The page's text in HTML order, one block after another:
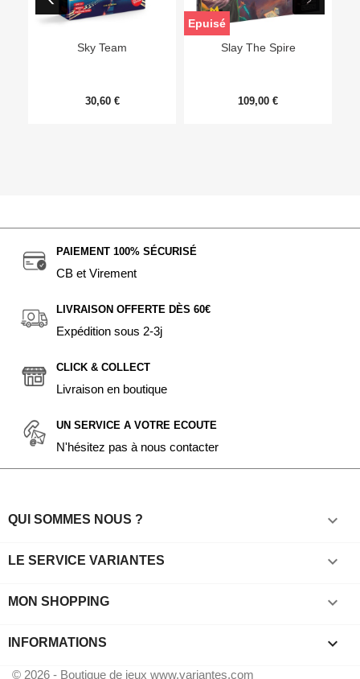
Sky Team
30,60 €
Slay The Spire
109,00 €
Epuisé
PAIEMENT 100% SÉCURISÉ
CB et Virement
LIVRAISON OFFERTE DÈS 60€
Expédition sous 2-3j
CLICK & COLLECT
Livraison en boutique
UN SERVICE A VOTRE ECOUTE
N'hésitez pas à nous contacter
QUI SOMMES NOUS ? 
LE SERVICE VARIANTES 
MON SHOPPING 
INFORMATIONS keyboard_arrow_down
© 2026 - Boutique de jeux www.variantes.com